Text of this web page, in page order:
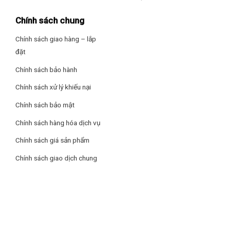
Chính sách chung
Chính sách giao hàng – lắp
đặt
Chính sách bảo hành
Chính sách xử lý khiếu nại
Chính sách bảo mật
Chính sách hàng hóa dịch vụ
Chính sách giá sản phẩm
Chính sách giao dịch chung